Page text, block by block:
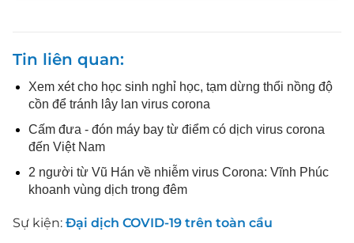
Tin liên quan
Xem xét cho học sinh nghỉ học, tạm dừng thổi nồng độ
cồn để tránh lây lan virus corona
Cấm đưa - đón máy bay từ điểm có dịch virus corona
đến Việt Nam
2 người từ Vũ Hán về nhiễm virus Corona: Vĩnh Phúc
khoanh vùng dịch trong đêm
Sự kiện: Đại dịch COVID-19 trên toàn cầu